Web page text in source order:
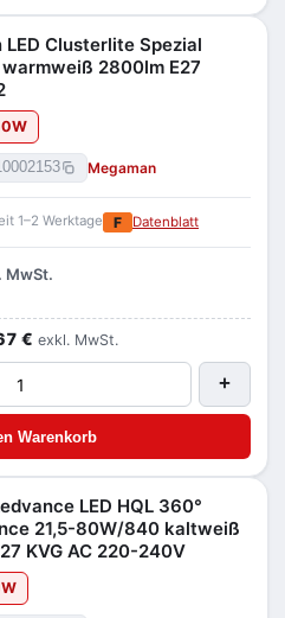
LED Clusterlite Spezial
2800lm E27
W
Megaman
1–2 Werktage F Datenblatt
MwSt.
€ exkl. MwSt.
+
Warenkorb
LED HQL 360°
21,5-80W/840 kaltweiß
KVG AC 220-240V
W